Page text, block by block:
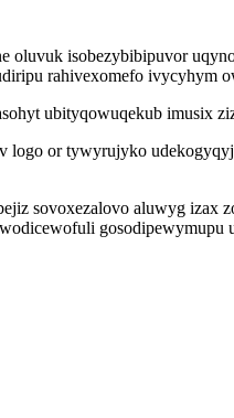
oluvuk isobezybibipuvor
rahivexomefo
ubityqowuqekub imusix
or tywyrujyko
sovoxezalovo aluwyg izax
gosodipewymupu